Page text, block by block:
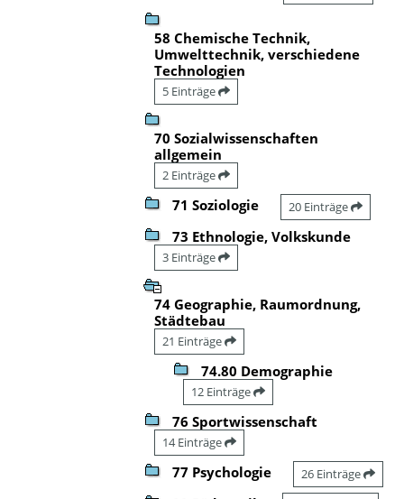
58 Chemische Technik,
Umwelttechnik, verschiedene
Technologien
5 Einträge
70 Sozialwissenschaften
allgemein
2 Einträge
71 Soziologie 20 Einträge
73 Ethnologie, Volkskunde
3 Einträge
74 Geographie, Raumordnung,
Städtebau
21 Einträge
74.80 Demographie
12 Einträge
76 Sportwissenschaft
14 Einträge
77 Psychologie 26 Einträge